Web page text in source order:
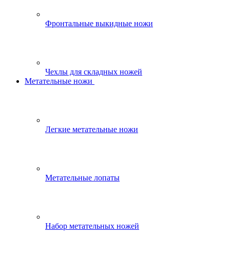
Фронтальные выкидные ножи
Чехлы для складных ножей
Метательные ножи
Легкие метательные ножи
Метательные лопаты
Набор метательных ножей